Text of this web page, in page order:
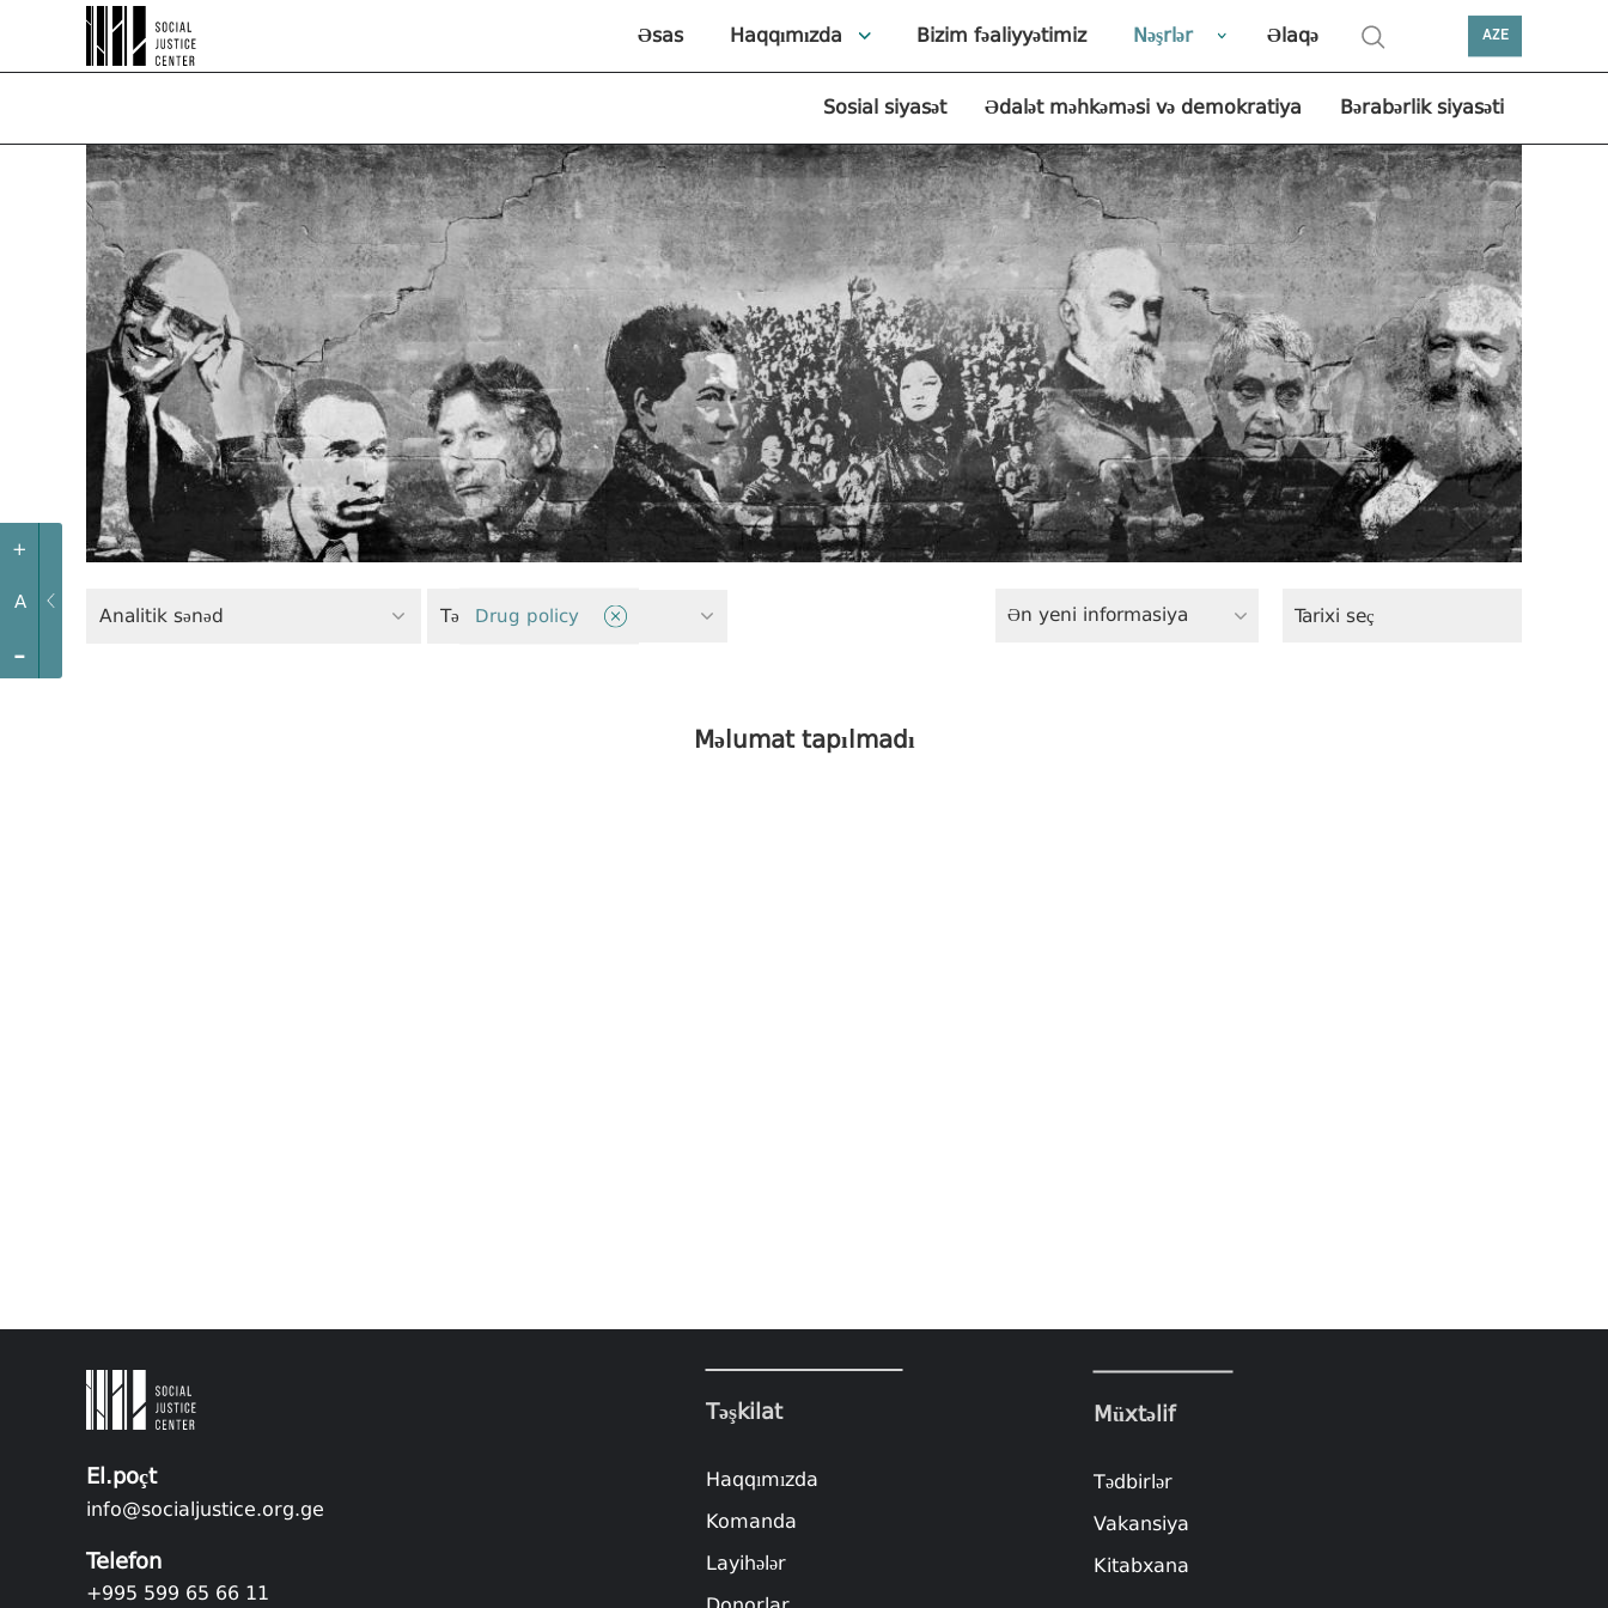
+
A
-
Əsas Haqqımızda Bizim fəaliyyətimiz Nəşrlər Əlaqə AZE
Sosial siyasət Ədalət məhkəməsi və demokratiya Bərabərlik siyasəti
Analitik sənəd Tənqidi siyasət
Drug policy Ən yeni informasiya
Məlumat tapılmadı
El.poçt
info@socialjustice.org.ge
Telefon
+995 599 65 66 11
Təşkilat
Haqqımızda
Komanda
Layihələr
Müxtəlif
Tədbirlər
Vakansiya
Kitabxana